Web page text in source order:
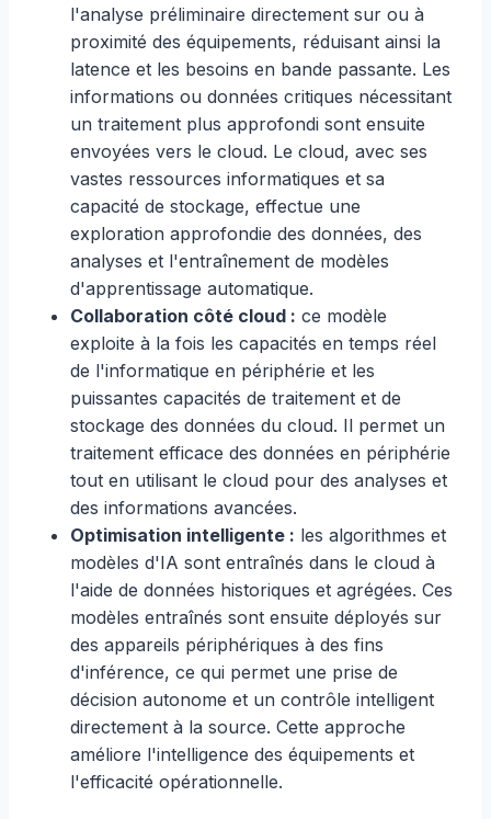
l'analyse préliminaire directement sur ou à
proximité des équipements, réduisant ainsi la
latence et les besoins en bande passante. Les
informations ou données critiques nécessitant
un traitement plus approfondi sont ensuite
envoyées vers le cloud. Le cloud, avec ses
vastes ressources informatiques et sa
capacité de stockage, effectue une
exploration approfondie des données, des
analyses et l'entraînement de modèles
d'apprentissage automatique.
Collaboration côté cloud : ce modèle
exploite à la fois les capacités en temps réel
de l'informatique en périphérie et les
puissantes capacités de traitement et de
stockage des données du cloud. Il permet un
traitement efficace des données en périphérie
tout en utilisant le cloud pour des analyses et
des informations avancées.
Optimisation intelligente : les algorithmes et
modèles d'IA sont entraînés dans le cloud à
l'aide de données historiques et agrégées. Ces
modèles entraînés sont ensuite déployés sur
des appareils périphériques à des fins
d'inférence, ce qui permet une prise de
décision autonome et un contrôle intelligent
directement à la source. Cette approche
améliore l'intelligence des équipements et
l'efficacité opérationnelle.